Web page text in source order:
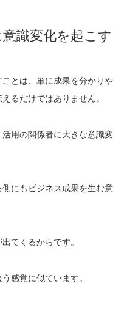
識変化を起こす
とは、単に成果を分かりや
るだけではありません。
用の関係者に大きな意識変
にもビジネス成果を生む意
てくるからです。
感覚に似ています。